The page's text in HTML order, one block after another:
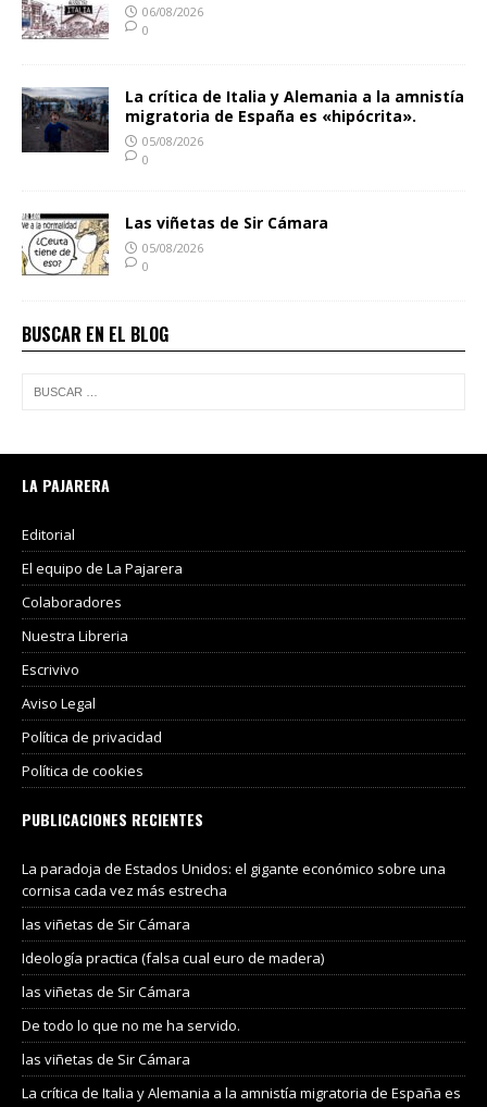
06/08/2026
0
La crítica de Italia y Alemania a la amnistía
migratoria de España es «hipócrita».
05/08/2026
0
Las viñetas de Sir Cámara
05/08/2026
0
BUSCAR EN EL BLOG
LA PAJARERA
Editorial
El equipo de La Pajarera
Colaboradores
Nuestra Libreria
Escrivivo
Aviso Legal
Política de privacidad
Política de cookies
PUBLICACIONES RECIENTES
La paradoja de Estados Unidos: el gigante económico sobre una
cornisa cada vez más estrecha
las viñetas de Sir Cámara
Ideología practica (falsa cual euro de madera)
las viñetas de Sir Cámara
De todo lo que no me ha servido.
las viñetas de Sir Cámara
La crítica de Italia y Alemania a la amnistía migratoria de España es